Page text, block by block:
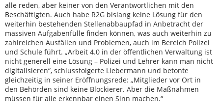
alle reden, aber keiner von den Verantwortlichen mit den
Beschäftigten. Auch habe R2G bislang keine Lösung für den
weiterhin bestehenden Stellenabbaupfad in Anbetracht der
massiven Aufgabenfülle finden können, was auch weiterhin zu
zahlreichen Ausfällen und Problemen, auch im Bereich Polizei
und Schule führt. „Arbeit 4.0 in der öffentlichen Verwaltung ist
nicht generell eine Lösung – Polizei und Lehrer kann man nicht
digitalisieren“, schlussfolgerte Liebermann und betonte
gleichzeitig in seiner Eröffnungsrede: „Mitglieder vor Ort in
den Behörden sind keine Blockierer. Aber die Maßnahmen
müssen für alle erkennbar einen Sinn machen.“